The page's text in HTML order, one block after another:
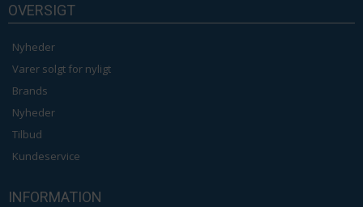
OVERSIGT
Nyheder
Varer solgt for nyligt
Brands
Nyheder
Tilbud
Kundeservice
INFORMATION